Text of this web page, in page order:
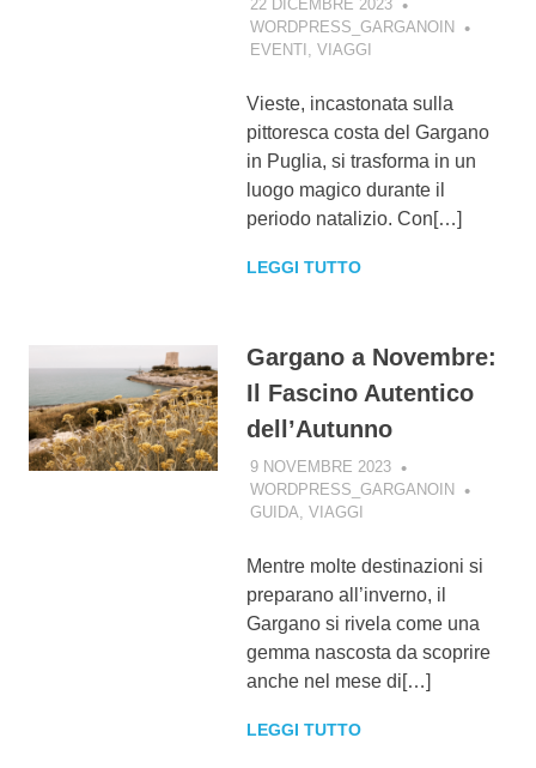
22 DICEMBRE 2023
WORDPRESS_GARGANOIN
EVENTI , VIAGGI
Vieste, incastonata sulla
pittoresca costa del Gargano
in Puglia, si trasforma in un
luogo magico durante il
periodo natalizio. Con[…]
LEGGI TUTTO
Gargano a Novembre:
Il Fascino Autentico
dell’Autunno
9 NOVEMBRE 2023
WORDPRESS_GARGANOIN
GUIDA VIAGGI
Mentre molte destinazioni si
preparano all’inverno, il
Gargano si rivela come una
gemma nascosta da scoprire
anche nel mese di[…]
LEGGI TUTTO